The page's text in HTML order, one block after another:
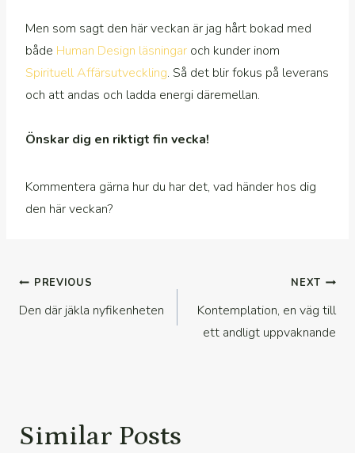
Men som sagt den här veckan är jag hårt bokad med
både Human Design läsningar och kunder inom
Spirituell Affärsutveckling. Så det blir fokus på leverans
och att andas och ladda energi däremellan.
Önskar dig en riktigt fin vecka!
Kommentera gärna hur du har det, vad händer hos dig
den här veckan?
Inläggsnavigering
PREVIOUS
Den där jäkla nyfikenheten
NEXT
Kontemplation, en väg till
ett andligt uppvaknande
Similar Posts